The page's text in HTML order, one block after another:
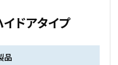
ドアタイプ
品